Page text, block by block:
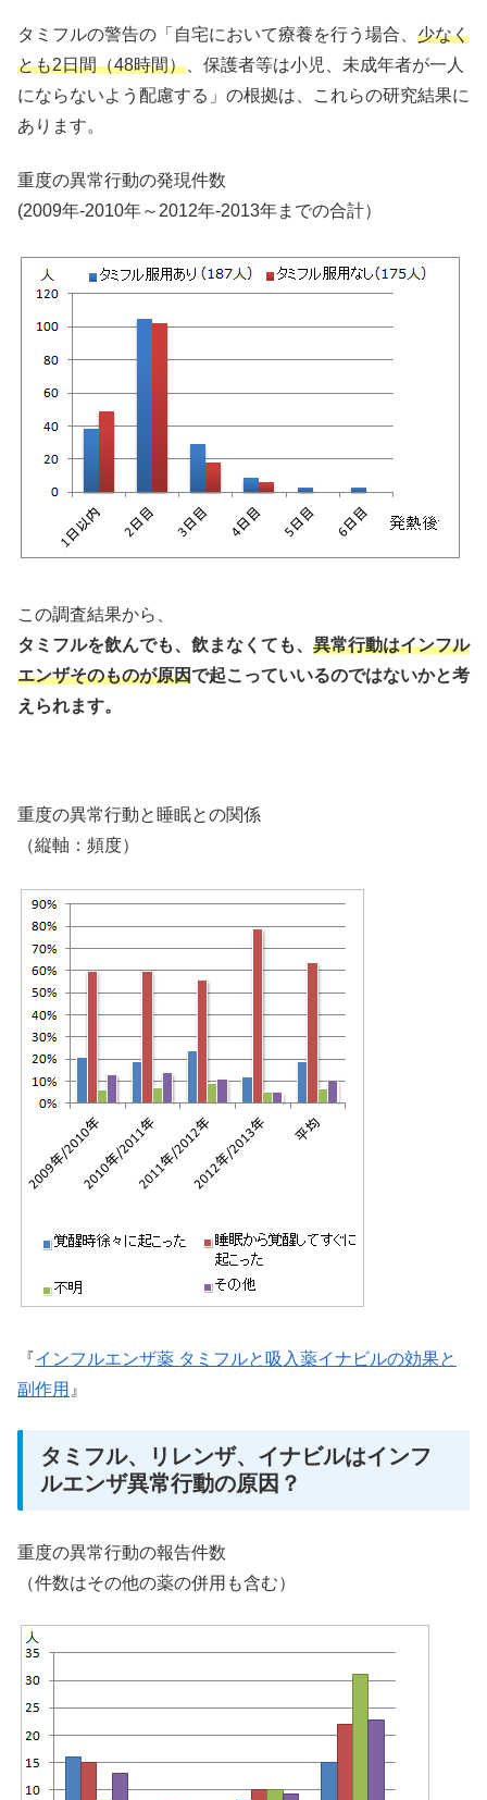
タミフルの警告の「自宅において療養を行う場合、 少なく
とも2日間（48時間） 、保護者等は小児、未成年者が一人
にならないよう配慮する」の根拠は、これらの研究結果に
あります。
重度の異常行動の発現件数
(2009年-2010年～2012年-2013年までの合計）
この調査結果から、
タミフルを飲んでも、飲まなくても、 異常行動はインフル
エンザそのものが原因で起こっていいるのではないかと考
えられます。
重度の異常行動と睡眠との関係
（縦軸：頻度）
『インフルエンザ薬 タミフルと吸入薬イナビルの効果と
副作用 』
タミフル、リレンザ、イナビルはインフ
ルエンザ異常行動の原因？
重度の異常行動の報告件数
（件数はその他の薬の併用も含む）